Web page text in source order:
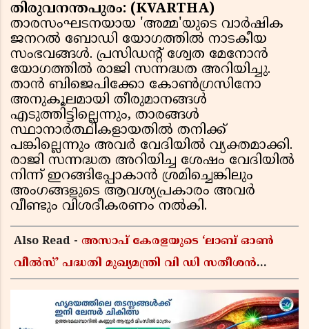
തിരുവനന്തപുരം: (KVARTHA)
താരസംഘടനയായ 'അമ്മ'യുടെ വാർഷിക
ജനറൽ ബോഡി യോഗത്തിൽ നാടകീയ
സംഭവങ്ങൾ. പ്രസിഡൻ്റ് ശ്വേത മേനോൻ
യോഗത്തിൽ രാജി സന്നദ്ധത അറിയിച്ചു.
താൻ ബിജെപിക്കോ കോൺഗ്രസിനോ
അനുകൂലമായി തീരുമാനങ്ങൾ
എടുത്തിട്ടില്ലെന്നും, താരങ്ങൾ
സ്ഥാനാർത്ഥികളായതിൽ തനിക്ക്
പങ്കില്ലെന്നും അവർ വേദിയിൽ വ്യക്തമാക്കി.
രാജി സന്നദ്ധത അറിയിച്ച ശേഷം വേദിയിൽ
നിന്ന് ഇറങ്ങിപ്പോകാൻ ശ്രമിച്ചെങ്കിലും
അംഗങ്ങളുടെ ആവശ്യപ്രകാരം അവർ
വീണ്ടും വിശദീകരണം നൽകി.
Also Read - അസാപ് കേരളയുടെ ‘ലാബ് ഓൺ
വീൽസ്’ പദ്ധതി മുഖ്യമന്ത്രി വി ഡി സതീശൻ